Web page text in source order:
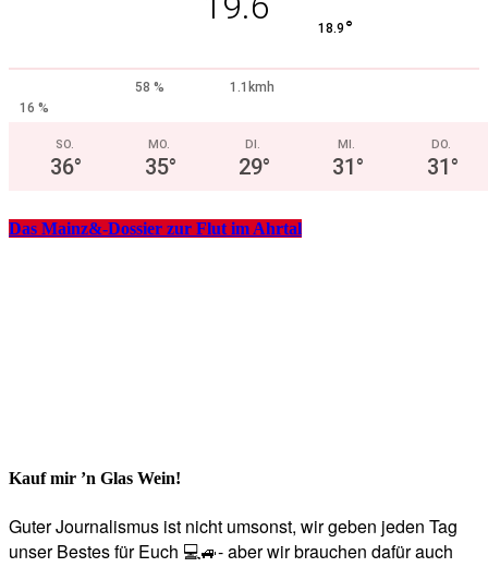
18.9 °
58 %
1.1kmh
16 %
SO.
36°
MO.
35°
DI.
29°
MI.
31°
DO.
31°
Das Mainz&-Dossier zur Flut im Ahrtal
Kauf mir ’n Glas Wein!
Guter Journalismus ist nicht umsonst, wir geben jeden Tag
unser Bestes für Euch 💻🚙- aber wir brauchen dafür auch